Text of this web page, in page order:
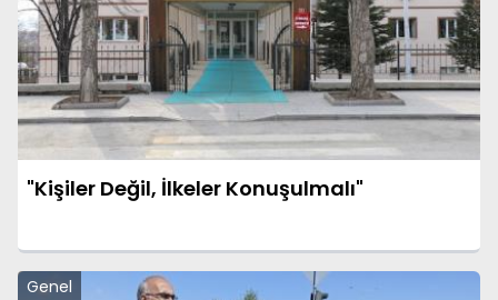
"Kişiler Değil, İlkeler Konuşulmalı"
Genel